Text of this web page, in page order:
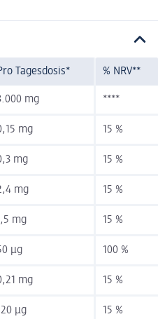
Tagesdosis* % NRV**
mg ****
mg 15 %
mg 15 %
mg 15 %
mg 15 %
µg 100 %
mg 15 %
µg 15 %